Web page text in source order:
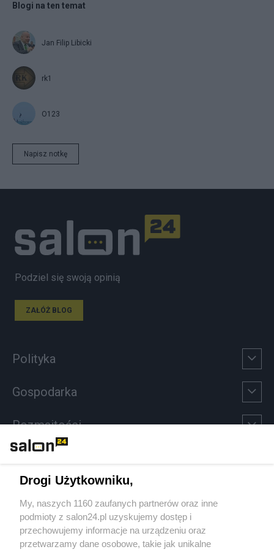
Blogi na ten temat
Jan Filip Libicki
rk1
O123
Napisz notkę
Podziel się swoją opinią
ZAŁÓŻ BLOG
Polityka
Gospodarka
Rozmaitości
Sport
Społeczeństwo
Drogi Użytkowniku,
My, naszych 1160 zaufanych partnerów oraz inne
podmioty z salon24.pl uzyskujemy dostęp i
przechowujemy informacje na urządzeniu oraz
przetwarzamy dane osobowe, takie jak unikalne